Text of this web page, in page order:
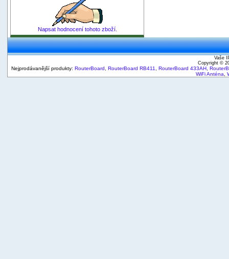
Napsat hodnocení tohoto zboží.
Vaše
Copyright ©
Nejprodávanější produkty: RouterBoard RouterBoard RB411 RouterBoard 433AH
WiFi Anténa